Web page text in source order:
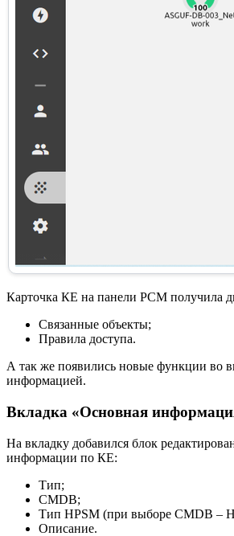
Карточка КЕ на панели РСМ получила
Связанные объекты;
Правила доступа.
А так же появились новые функции во
информацией.
Вкладка «Основная
На вкладку добавился блок
информации по КЕ:
Тип;
CMDB;
Тип HPSM (при выборе CMDB –
Описание.